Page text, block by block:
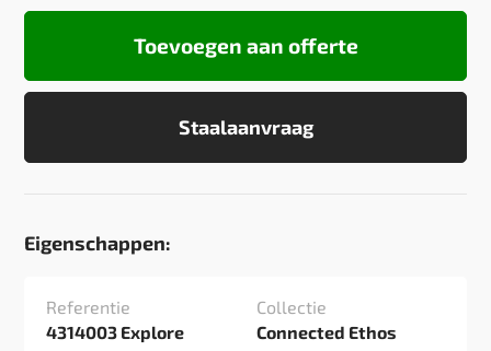
Staalaanvraag
Toevoegen aan offerte
Eigenschappen:
Referentie
4314003 Explore
Collectie
Connected Ethos